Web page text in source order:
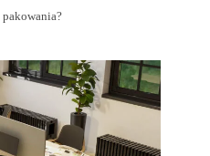
pakowania?